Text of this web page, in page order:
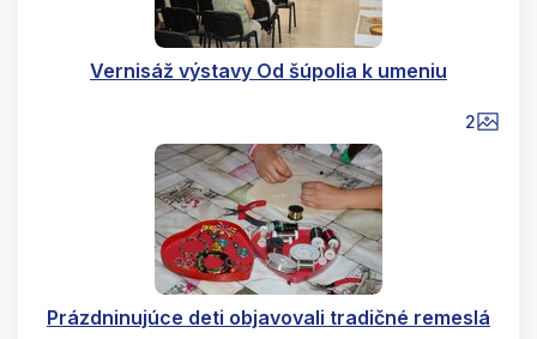
Vernisáž výstavy Od šúpolia k umeniu
2
Prázdninujúce deti objavovali tradičné remeslá